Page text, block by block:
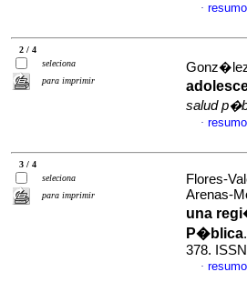
·
2 / 4
seleciona
para imprimir
salud
·
3 / 4
seleciona
para imprimir
Flores-
Arenas-
una
P�blica
378.
·